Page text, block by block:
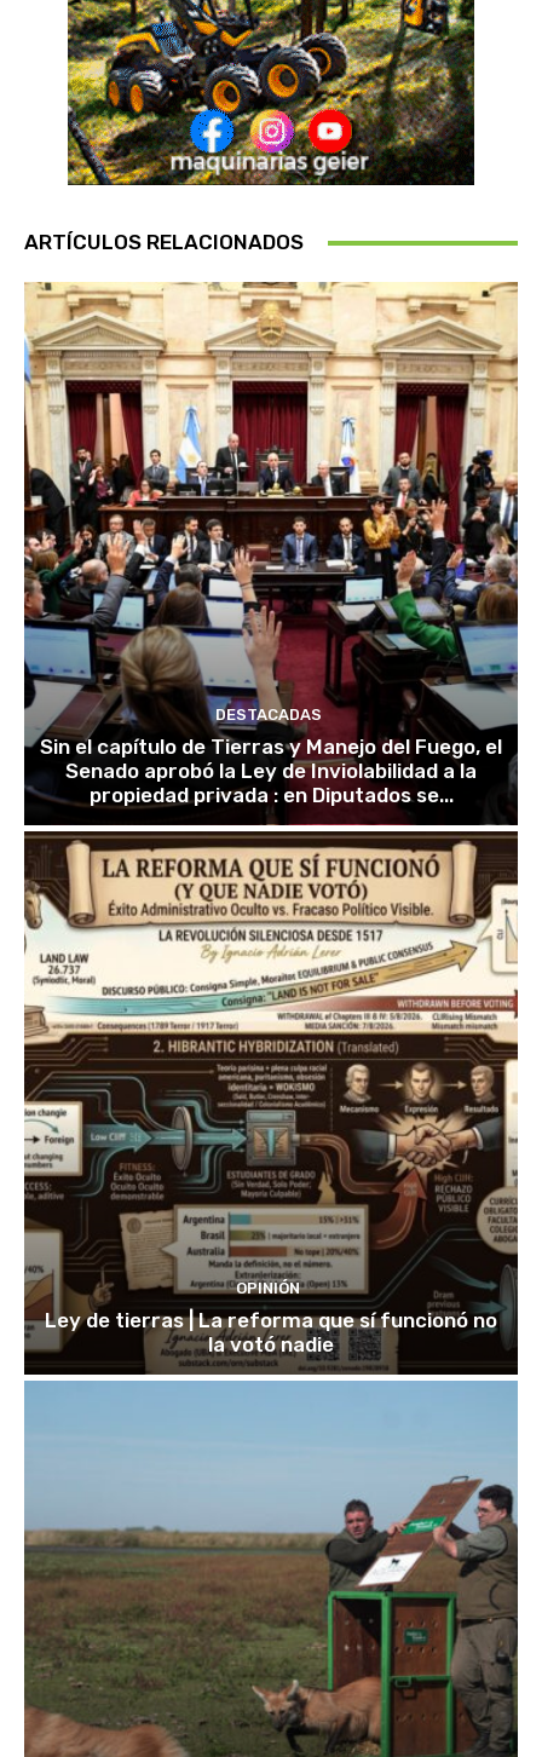
ARTÍCULOS RELACIONADOS
DESTACADAS
Sin el capítulo de Tierras y Manejo del Fuego, el
Senado aprobó la Ley de Inviolabilidad a la
propiedad privada : en Diputados se...
OPINIÓN
Ley de tierras | La reforma que sí funcionó no
la votó nadie